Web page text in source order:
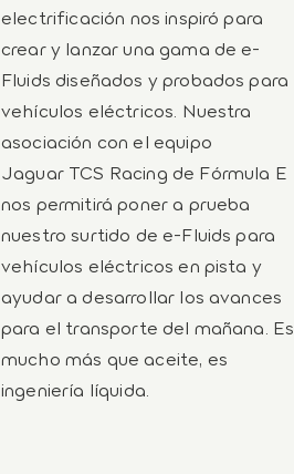
electrificación nos inspiró para
crear y lanzar una gama de e-
Fluids diseñados y probados para
vehículos eléctricos. Nuestra
asociación con el equipo
Jaguar TCS Racing de Fórmula E
nos permitirá poner a prueba
nuestro surtido de e-Fluids para
vehículos eléctricos en pista y
ayudar a desarrollar los avances
para el transporte del mañana. Es
mucho más que aceite, es
ingeniería líquida.